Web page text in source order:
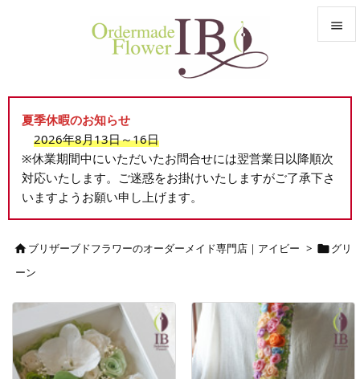


前へ

検索
夏季休暇のお知らせ
2026年8月13日～16日
※休業期間中にいただいたお問合せには翌営業日以降順次
対応いたします。ご迷惑をお掛けいたしますがご了承下さ
いますようお願い申し上げます。
ブリザーブドフラワーのオーダーメイド専門店｜アイビー > グリ
ーン